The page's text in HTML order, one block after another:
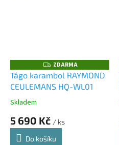
Z
D
A
R
ZDARMA
Tágo karambol RAYMOND
CEULEMANS HQ-WL01
Skladem
5 690 Kč / ks
Do košíku